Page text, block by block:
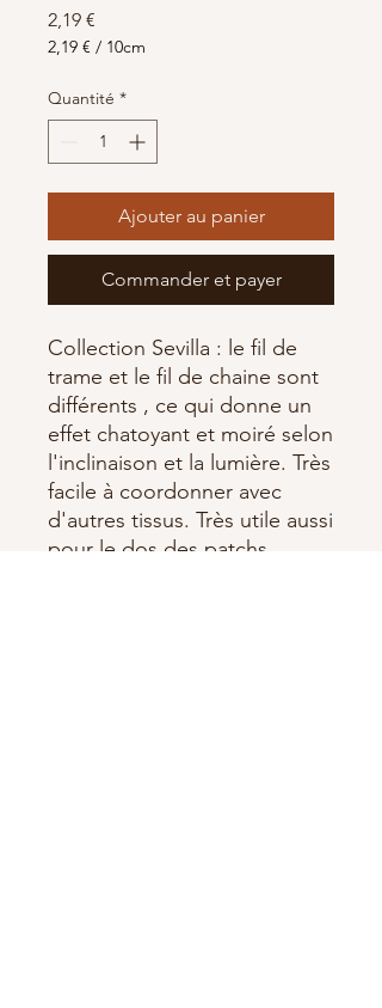
2,19 €
2,19 € / 10cm
pour
10
Centimètres
Quantité *
Ajouter au panier
Commander et payer
Collection Sevilla : le fil de
trame et le fil de chaine sont
différents , ce qui donne un
effet chatoyant et moiré selon
l'inclinaison et la lumière. Très
facile à coordonner avec
d'autres tissus. Très utile aussi
pour le dos des patchs